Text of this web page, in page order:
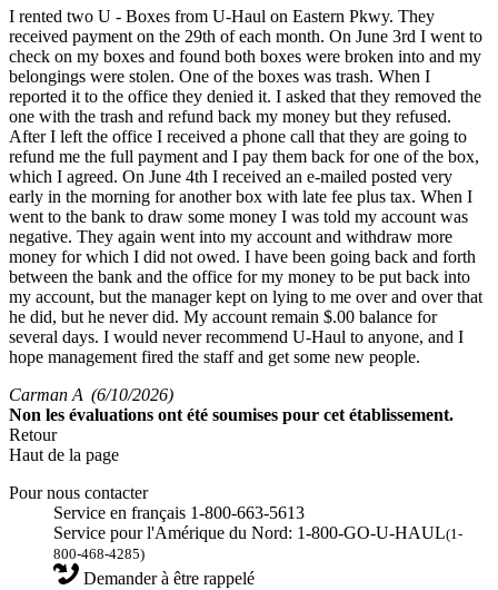
I rented two U - Boxes from U-Haul on Eastern Pkwy. They
received payment on the 29th of each month. On June 3rd I went to
check on my boxes and found both boxes were broken into and my
belongings were stolen. One of the boxes was trash. When I
reported it to the office they denied it. I asked that they removed the
one with the trash and refund back my money but they refused.
After I left the office I received a phone call that they are going to
refund me the full payment and I pay them back for one of the box,
which I agreed. On June 4th I received an e-mailed posted very
early in the morning for another box with late fee plus tax. When I
went to the bank to draw some money I was told my account was
negative. They again went into my account and withdraw more
money for which I did not owed. I have been going back and forth
between the bank and the office for my money to be put back into
my account, but the manager kept on lying to me over and over that
he did, but he never did. My account remain $.00 balance for
several days. I would never recommend U-Haul to anyone, and I
hope management fired the staff and get some new people.
Carman A (6/10/2026)
Non les évaluations ont été soumises pour cet établissement.
Retour
Haut de la page
Pour nous contacter
Service en français 1-800-663-5613
Service pour l'Amérique du Nord: 1-800-GO-U-HAUL(1-
800-468-4285)
Demander à être rappelé